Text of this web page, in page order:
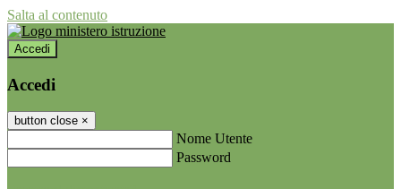
Salta al contenuto
Accedi
Accedi
button close ×
Nome Utente
Password